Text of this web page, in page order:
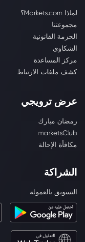
لماذا Markets.com؟
مجموعتنا
الحزمة القانونية
الشكاوى
مركز المساعدة
كشف ملفات الارتباط
عرض ترويجي
رمضان مبارك
marketsClub
مكافأة الإحالة
الشراكة
التسويق بالعمولة